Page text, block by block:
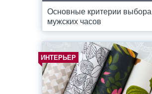
Основные критерии выбора
мужских часов
ИНТЕРЬЕР